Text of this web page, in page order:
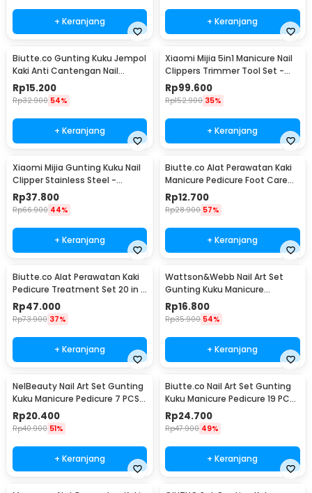
+ Keranjang + Keranjang
Biutte.co Gunting Kuku Jempol
Kaki Anti Cantengan Nail
Clipper - MZ-020
Rp15.200
Rp32.900 54%
+ Keranjang
Xiaomi Mijia 5in1 Manicure Nail
Clippers Trimmer Tool Set -
MJZJD002QW
Rp99.600
Rp152.900 35%
+ Keranjang
Xiaomi Mijia Gunting Kuku Nail
Clipper Stainless Steel -
MJZJD001QW
Rp37.800
Rp66.900 44%
+ Keranjang
Biutte.co Alat Perawatan Kaki
Manicure Pedicure Foot Care
8in1 - IN1807
Rp12.700
Rp28.900 57%
+ Keranjang
Biutte.co Alat Perawatan Kaki
Pedicure Treatment Set 20 in 1
- GR5663
Rp47.000
Rp73.900 37%
+ Keranjang
Wattson&Webb Nail Art Set
Gunting Kuku Manicure
Pedicure 12 PCS - B07T
Rp16.800
Rp35.900 54%
+ Keranjang
NelBeauty Nail Art Set Gunting
Kuku Manicure Pedicure 7 PCS -
7023D
Rp20.400
Rp40.900 51%
+ Keranjang
Biutte.co Nail Art Set Gunting
Kuku Manicure Pedicure 19 PCS
- i7000D
Rp24.700
Rp47.900 49%
+ Keranjang